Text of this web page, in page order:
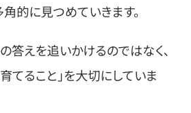
角的に見つめていきます。
答えを追いかけるのではなく、
てること」を大切にしていま